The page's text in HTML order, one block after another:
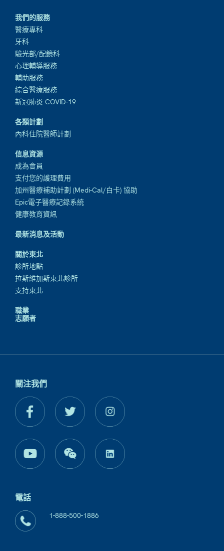
我們的服務
醫療專科
牙科
驗光部/配鏡科
心理輔導服務
輔助服務
綜合醫療服務
新冠肺炎 COVID-19
各類計劃
內科住院醫師計劃
信息資源
成為會員
支付您的護理費用
加州醫療補助計劃 (Medi-Cal/白卡) 協助
Epic電子醫療記錄系統
健康教育資訊
最新消息及活動
關於東北
診所地點
拉斯維加斯東北診所
支持東北
職業
志願者
關注我們
電話
1-888-500-1886